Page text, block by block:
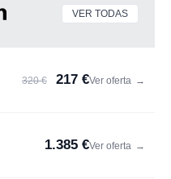
VER TODAS
320 € 217 €Ver oferta →
1.385 €Ver oferta →